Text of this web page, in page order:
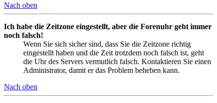
Nach oben
Ich habe die Zeitzone eingestellt, aber die Forenuhr geht immer
noch falsch!
Wenn Sie sich sicher sind, dass Sie die Zeitzone richtig
eingestellt haben und die Zeit trotzdem noch falsch ist, geht
die Uhr des Servers vermutlich falsch. Kontaktieren Sie einen
Administrator, damit er das Problem beheben kann.
Nach oben